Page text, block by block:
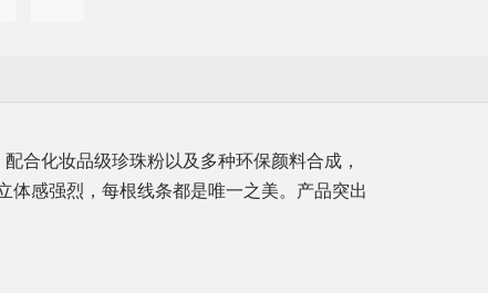
合化妆品级珍珠粉以及多种环保颜料合成，
体感强烈，每根线条都是唯一之美。产品突出